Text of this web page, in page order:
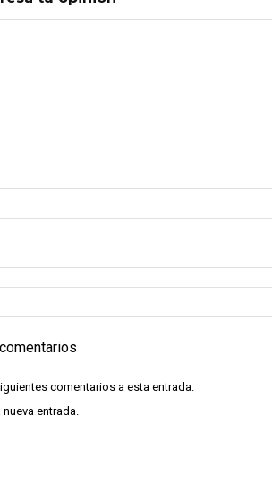
comentarios a esta entrada.
entrada.